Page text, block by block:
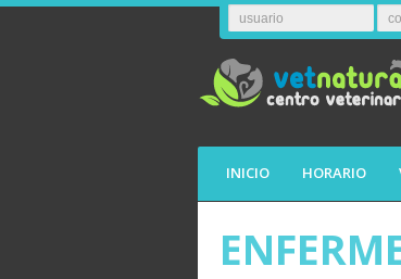
INICIO HORARIO